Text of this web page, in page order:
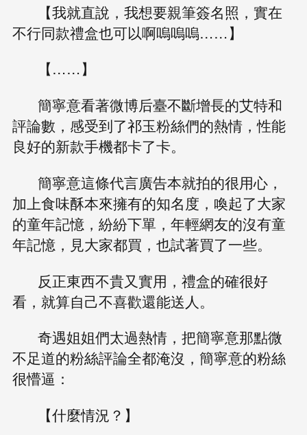
【我就直說，我想要親筆簽名照，實在
不行同款禮盒也可以啊嗚嗚嗚……】
【……】
簡寧意看著微博后臺不斷增長的艾特和
評論數，感受到了祁玉粉絲們的熱情，性能
良好的新款手機都卡了卡。
簡寧意這條代言廣告本就拍的很用心，
加上食味酥本來擁有的知名度，喚起了大家
的童年記憶，紛紛下單，年輕網友的沒有童
年記憶，見大家都買，也試著買了一些。
反正東西不貴又實用，禮盒的確很好
看，就算自己不喜歡還能送人。
奇遇姐姐們太過熱情，把簡寧意那點微
不足道的粉絲評論全都淹沒，簡寧意的粉絲
很懵逼：
【什麼情況？】